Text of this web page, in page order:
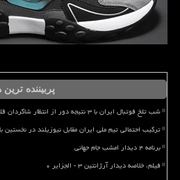
پربیننده ترین
شب تلخ فوتبال ایران با ۳ نتیجه دور از انتظار شاگردان قلعه نویی چطور از صعود بازماندند؟
ترکیب احتمالی تیم ملی ایران مقابل نیوزیلند در نخستین
برنامه ۴ دیدار امشب جام جهانی
فیلم، خلاصه دیدار آرژانتین ۳ - الجزایر ۰